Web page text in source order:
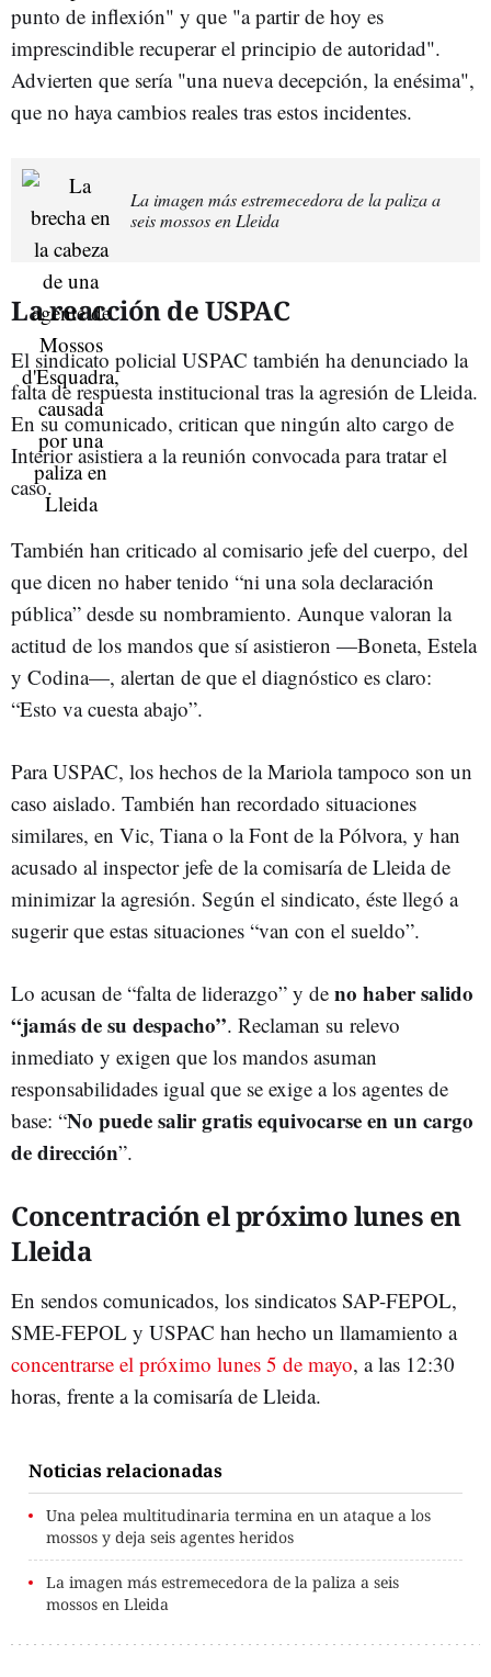
punto de inflexión" y que "a partir de hoy es
imprescindible recuperar el principio de autoridad".
Advierten que sería "una nueva decepción, la enésima",
que no haya cambios reales tras estos incidentes.
La imagen más estremecedora de la paliza a
seis mossos en Lleida
La reacción de USPAC
El sindicato policial USPAC también ha denunciado la
falta de respuesta institucional tras la agresión de Lleida.
En su comunicado, critican que ningún alto cargo de
Interior asistiera a la reunión convocada para tratar el
caso.
También han criticado al comisario jefe del cuerpo, del
que dicen no haber tenido “ni una sola declaración
pública” desde su nombramiento. Aunque valoran la
actitud de los mandos que sí asistieron —Boneta, Estela
y Codina—, alertan de que el diagnóstico es claro:
“Esto va cuesta abajo”.
Para USPAC, los hechos de la Mariola tampoco son un
caso aislado. También han recordado situaciones
similares, en Vic, Tiana o la Font de la Pólvora, y han
acusado al inspector jefe de la comisaría de Lleida de
minimizar la agresión. Según el sindicato, éste llegó a
sugerir que estas situaciones “van con el sueldo”.
Lo acusan de “falta de liderazgo” y de no haber salido
“jamás de su despacho”. Reclaman su relevo
inmediato y exigen que los mandos asuman
responsabilidades igual que se exige a los agentes de
base: “No puede salir gratis equivocarse en un cargo
de dirección”.
Concentración el próximo lunes en
Lleida
En sendos comunicados, los sindicatos SAP-FEPOL,
SME-FEPOL y USPAC han hecho un llamamiento a
concentrarse el próximo lunes 5 de mayo, a las 12:30
horas, frente a la comisaría de Lleida.
Noticias relacionadas
Una pelea multitudinaria termina en un ataque a los
mossos y deja seis agentes heridos
La imagen más estremecedora de la paliza a seis
mossos en Lleida